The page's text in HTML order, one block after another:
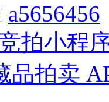
a5656456